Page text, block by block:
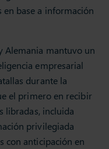
en base a información
Alemania mantuvo un
empresarial
durante la
el primero en recibir
libradas, incluida
privilegiada
con anticipación en